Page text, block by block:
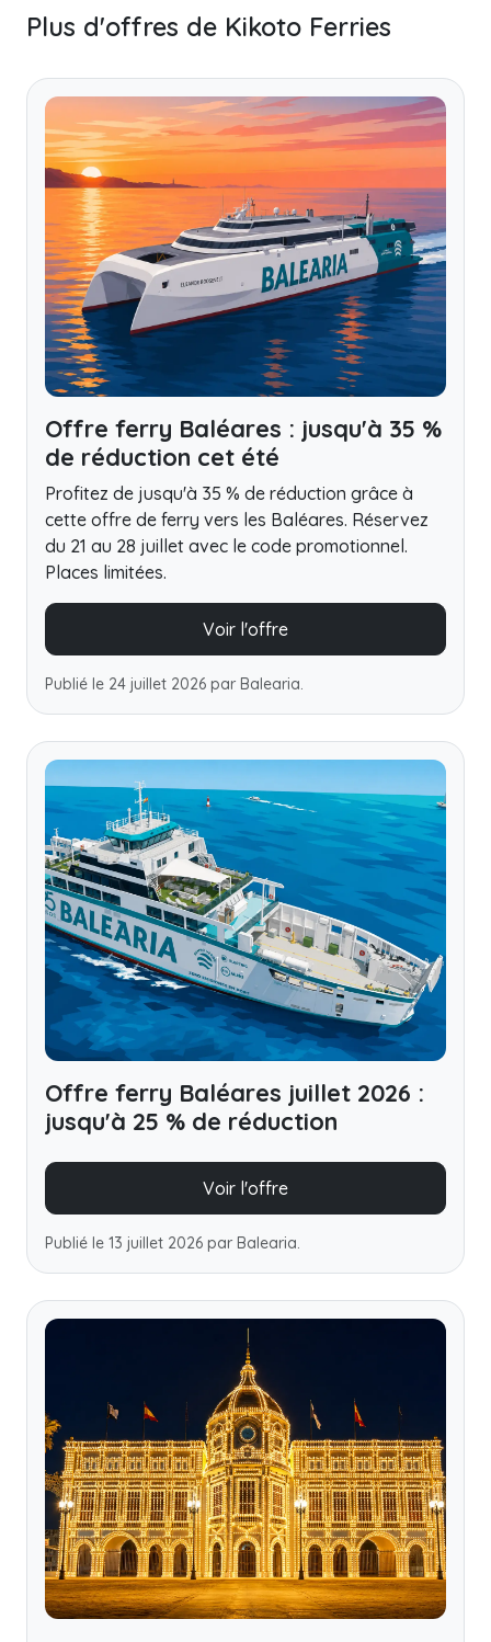
Plus d'offres de Kikoto Ferries
Offre ferry Baléares : jusqu'à 35 %
de réduction cet été
Profitez de jusqu'à 35 % de réduction grâce à
cette offre de ferry vers les Baléares. Réservez
du 21 au 28 juillet avec le code promotionnel.
Places limitées.
Voir l'offre
Publié le 24 juillet 2026 par Balearia.
Offre ferry Baléares juillet 2026 :
jusqu'à 25 % de réduction
Voir l'offre
Publié le 13 juillet 2026 par Balearia.